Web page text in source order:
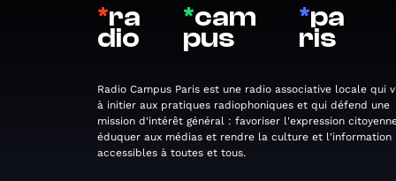
*ra
dio
*cam
pus
*pa
ris
Radio Campus Paris est une radio associative locale qui
à initier aux pratiques radiophoniques et qui défend une
mission d'intérêt général : favoriser l'expression
éduquer aux médias et rendre la culture et l'information
accessibles à toutes et tous.